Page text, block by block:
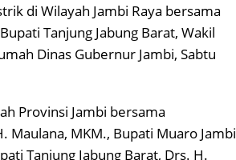
di Wilayah Jambi Raya bersama
Tanjung Jabung Barat, Wakil
Dinas Gubernur Jambi, Sabtu
Provinsi Jambi bersama
Maulana, MKM., Bupati Muaro Jambi
Tanjung Jabung Barat, Drs. H.